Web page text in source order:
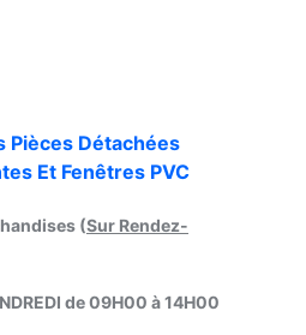
Pièces Détachées
Et Fenêtres PVC
(Sur Rendez-
de 09H00 à 14H00